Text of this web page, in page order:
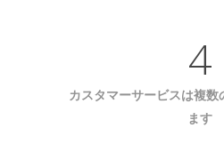
4
カスタマーサービスは複
ます